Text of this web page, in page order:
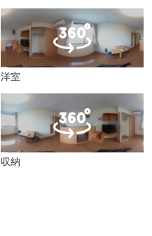
洋室
収納